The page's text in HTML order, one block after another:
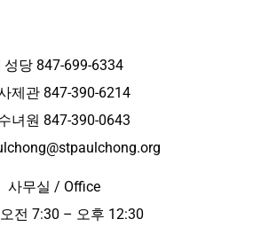
성당 847-699-6334
제관 847-390-6214
녀원 847-390-0643
사무실 / Office
전 7:30 – 오후 12:30